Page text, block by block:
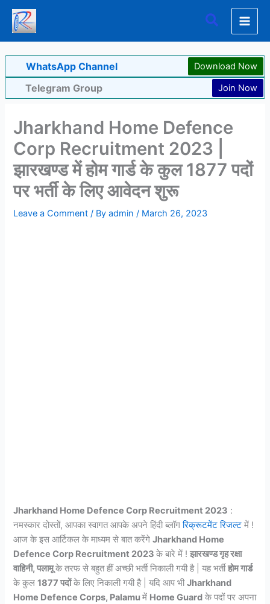
Skip
content
Search
WhatsApp Channel Download Now
Telegram Group Join Now
Jharkhand Home Defence
Corp Recruitment 2023 |
झारखण्ड में होम गार्ड के कुल 1877 पदों
पर भर्ती के लिए आवेदन शुरू
Leave a Comment / Byadmin/ March 26, 2023
Jharkhand Home Defence Corp Recruitment 2023 :
नमस्कार दोस्तों, आपका स्वागत आपके अपने हिंदी ब्लॉगरिक्रूटमेंट रिजल्ट में !
आज के इस आर्टिकल के माध्यम से बात करेंगेJharkhand Home
Defence Corp Recruitment 2023 के बारे में !झारखण्ड गृह रक्षा
वाहिनी, पलामूके तरफ से बहुत हीं अच्छी भर्ती निकाली गयी है | यह भर्तीहोम गार्ड
के कुल1877 पदोंके लिए निकाली गयी है | यदि आप भीJharkhand
Home Defence Corps, Palamuमें Home Guard के पदों पर अपना